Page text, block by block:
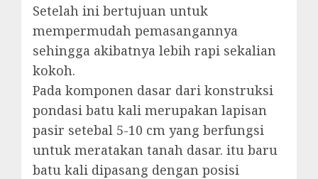
Setelah ini bertujuan untuk
mempermudah pemasangannya
sehingga akibatnya lebih rapi sekalian
kokoh.
Pada komponen dasar dari konstruksi
pondasi batu kali merupakan lapisan
pasir setebal 5-10 cm yang berfungsi
untuk meratakan tanah dasar. itu baru
batu kali dipasang dengan posisi